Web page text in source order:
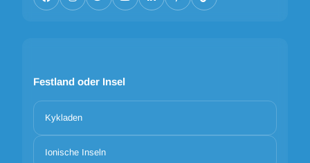
Festland oder Insel
Kykladen
Ionische Inseln